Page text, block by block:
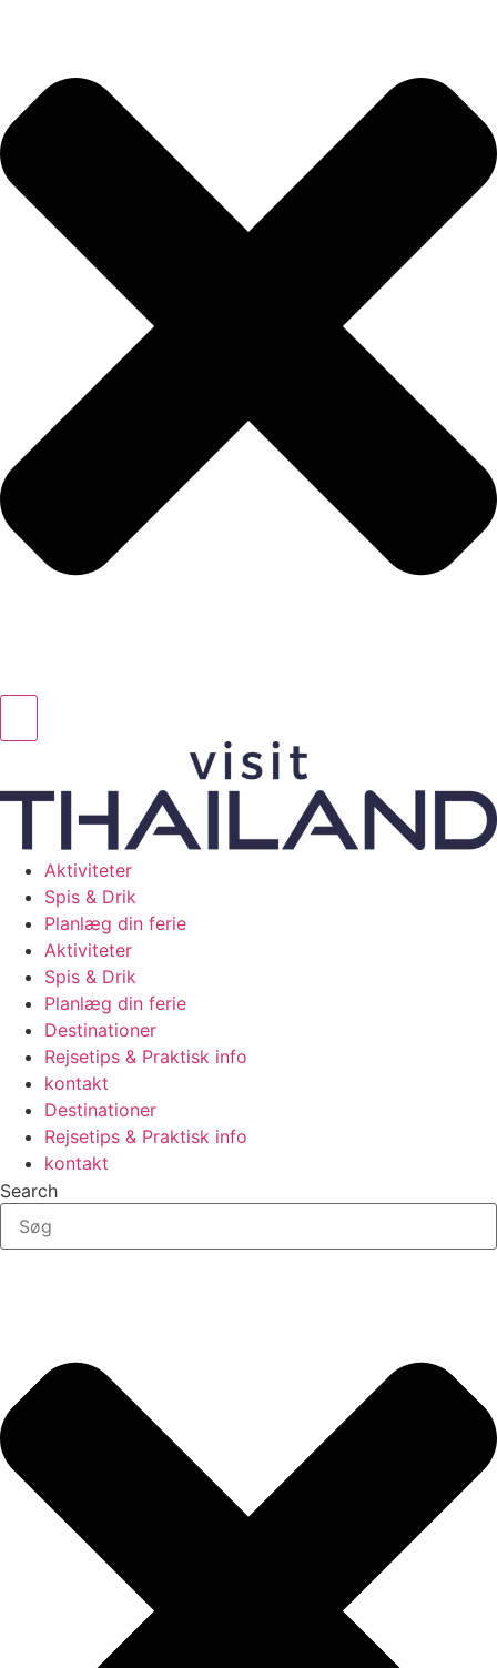
Aktiviteter
Spis & Drik
Planlæg din ferie
Aktiviteter
Spis & Drik
Planlæg din ferie
Destinationer
Rejsetips & Praktisk info
kontakt
Destinationer
Rejsetips & Praktisk info
kontakt
Search